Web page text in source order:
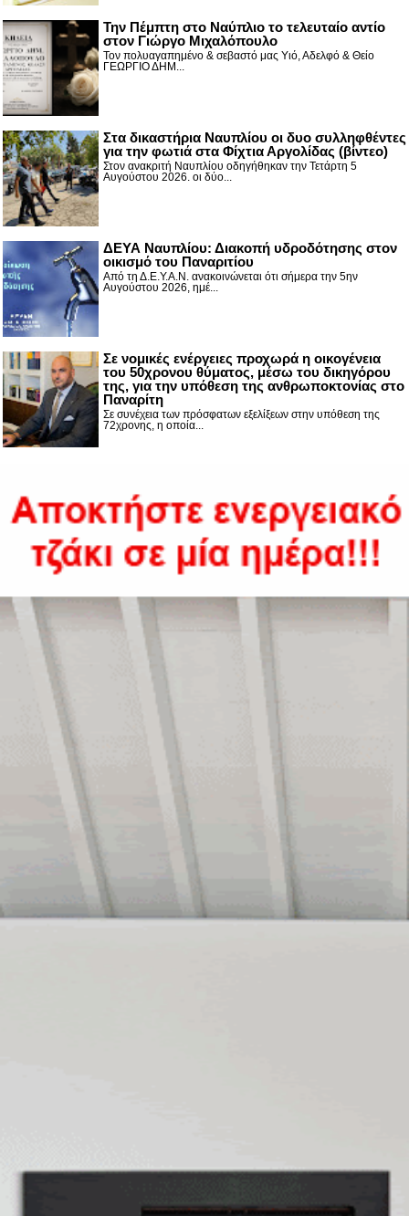
Την Πέμπτη στο Ναύπλιο το τελευταίο αντίο
στον Γιώργο Μιχαλόπουλο
Τον πολυαγαπημένο & σεβαστό μας Υιό, Αδελφό & Θείο
ΓΕΩΡΓΙΟ ΔΗΜ...
Στα δικαστήρια Ναυπλίου οι δυο συλληφθέντες
για την φωτιά στα Φίχτια Αργολίδας (βίντεο)
Στον ανακριτή Ναυπλίου οδηγήθηκαν την Τετάρτη 5
Αυγούστου 2026. οι δύο...
ΔΕΥΑ Ναυπλίου: Διακοπή υδροδότησης στον
οικισμό του Παναριτίου
Από τη Δ.Ε.Υ.Α.Ν. ανακοινώνεται ότι σήμερα την 5ην
Αυγούστου 2026, ημέ...
Σε νομικές ενέργειες προχωρά η οικογένεια
του 50χρονου θύματος, μέσω του δικηγόρου
της, για την υπόθεση της ανθρωποκτονίας στο
Παναρίτη
Σε συνέχεια των πρόσφατων εξελίξεων στην υπόθεση της
72χρονης, η οποία...